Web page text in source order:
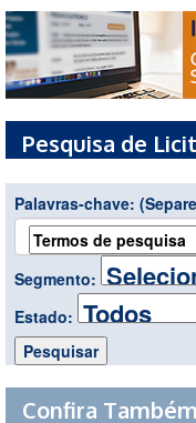
Pesquisa de
Palavras-chave:
Segmento:
Estado:
Confira Também